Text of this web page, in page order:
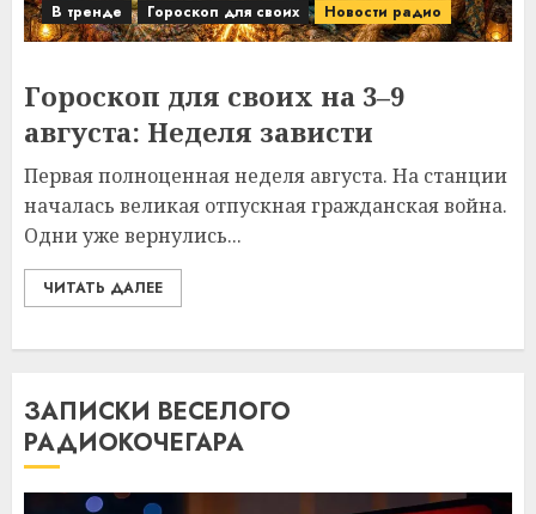
В тренде Гороскоп для своих Новости радио
Гороскоп для своих на 3–9
августа: Неделя зависти
Первая полноценная неделя августа. На станции
началась великая отпускная гражданская война.
Одни уже вернулись...
ЧИТАТЬ ДАЛЕЕ
ЗАПИСКИ ВЕСЕЛОГО
РАДИОКОЧЕГАРА